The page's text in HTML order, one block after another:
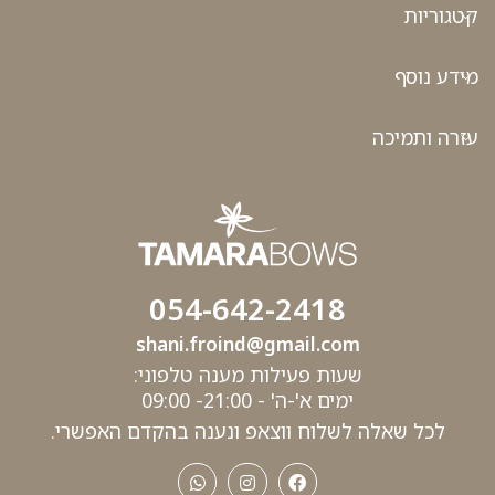
קטגוריות
מידע נוסף
עזרה ותמיכה
054-642-2418
shani.froind@gmail.com
שעות פעילות מענה טלפוני:
ימים א'-ה' - 21:00- 09:00
לכל שאלה לשלוח ווצאפ ונענה בהקדם האפשרי.